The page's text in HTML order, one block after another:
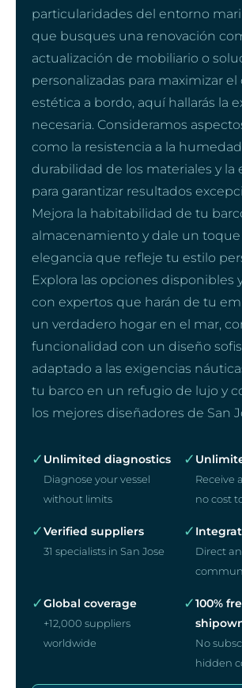
particularidades del entorno
que busques una renovación
actualización de mobiliario o
personalizadas para maximizar el
estética a bordo, aquí hallarás la
necesaria. Consideramos
como la resistencia a la
durabilidad de los materiales y la
para garantizar resultados
Mejora la habitabilidad de tu
almacenamiento y dale un
elegancia que refleje tu estilo
Explora las opciones disponibles
con expertos que harán de tu
un verdadero hogar en el mar,
funcionalidad con un diseño
adaptado a las exigencias
tu barco en un refugio de lujo y
los mejores diseñadores de San
✓ Unlimited diagnostics
Diagnose your vessel
without limits
✓
Receive
no cost
✓Verified suppliers
31 specialists in San Jose
✓
Direct
✓Global coverage
+12,000 suppliers
worldwide
✓100%
No
hidden